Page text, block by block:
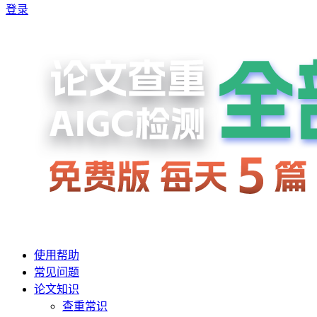
登录
使用帮助
常见问题
论文知识
查重常识